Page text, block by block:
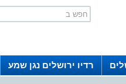
רדיו ירושלים נגן שמע